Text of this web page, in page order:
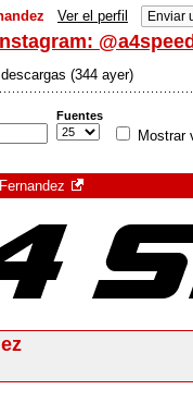
Ver el perfil Enviar
(344 ayer)
Fuentes
Mostrar